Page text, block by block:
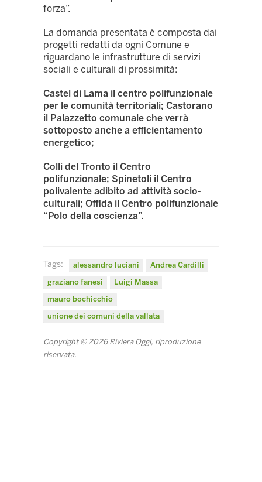
forza”.
La domanda presentata è composta dai
progetti redatti da ogni Comune e
riguardano le infrastrutture di servizi
sociali e culturali di prossimità:
Castel di Lama il centro polifunzionale
per le comunità territoriali; Castorano
il Palazzetto comunale che verrà
sottoposto anche a efficientamento
energetico;
Colli del Tronto il Centro
polifunzionale; Spinetoli il Centro
polivalente adibito ad attività socio-
culturali; Offida il Centro polifunzionale
“Polo della coscienza”.
Tags: alessandro luciani
Andrea Cardilli
graziano fanesi
Luigi Massa
mauro bochicchio
unione dei comuni della vallata
Copyright © 2026 Riviera Oggi, riproduzione
riservata.